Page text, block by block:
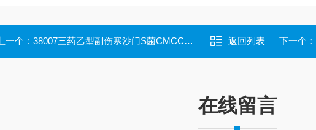
上一个： 38007三药乙型副伤寒沙门S菌CMCC(B)50094 返回列表 下一个：
在线留言